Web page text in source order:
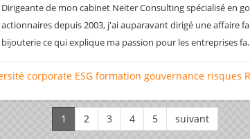
Dirigeante de mon cabinet Neiter Consulting spécialisé en
actionnaires depuis 2003, j'ai auparavant dirigé une affaire
bijouterie ce qui explique ma passion pour les entreprises fa
corporate ESG formation gouvernance risques